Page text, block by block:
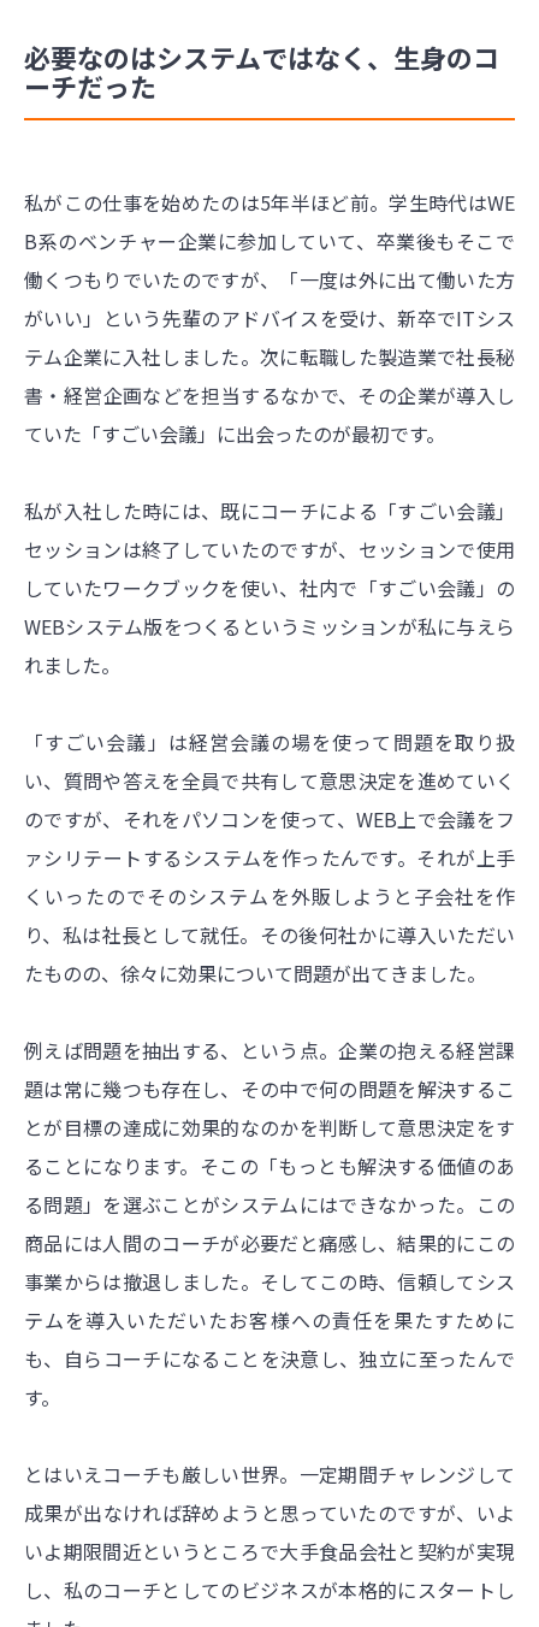
必要なのはシステムではなく、生身のコ
ーチだった
私がこの仕事を始めたのは5年半ほど前。学生時代はWE
B系のベンチャー企業に参加していて、卒業後もそこで
働くつもりでいたのですが、「一度は外に出て働いた方
がいい」という先輩のアドバイスを受け、新卒でITシス
テム企業に入社しました。次に転職した製造業で社長秘
書・経営企画などを担当するなかで、その企業が導入し
ていた「すごい会議」に出会ったのが最初です。
私が入社した時には、既にコーチによる「すごい会議」
セッションは終了していたのですが、セッションで使用
していたワークブックを使い、社内で「すごい会議」の
WEBシステム版をつくるというミッションが私に与えら
れました。
「すごい会議」は経営会議の場を使って問題を取り扱
い、質問や答えを全員で共有して意思決定を進めていく
のですが、それをパソコンを使って、WEB上で会議をフ
ァシリテートするシステムを作ったんです。それが上手
くいったのでそのシステムを外販しようと子会社を作
り、私は社長として就任。その後何社かに導入いただい
たものの、徐々に効果について問題が出てきました。
例えば問題を抽出する、という点。企業の抱える経営課
題は常に幾つも存在し、その中で何の問題を解決するこ
とが目標の達成に効果的なのかを判断して意思決定をす
ることになります。そこの「もっとも解決する価値のあ
る問題」を選ぶことがシステムにはできなかった。この
商品には人間のコーチが必要だと痛感し、結果的にこの
事業からは撤退しました。そしてこの時、信頼してシス
テムを導入いただいたお客様への責任を果たすために
も、自らコーチになることを決意し、独立に至ったんで
す。
とはいえコーチも厳しい世界。一定期間チャレンジして
成果が出なければ辞めようと思っていたのですが、いよ
いよ期限間近というところで大手食品会社と契約が実現
し、私のコーチとしてのビジネスが本格的にスタートし